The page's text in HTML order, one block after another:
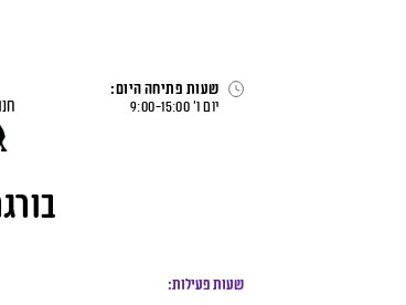
שעות פתיחה היום:
יום ו׳
9:00-15:00
שעות פעילות: